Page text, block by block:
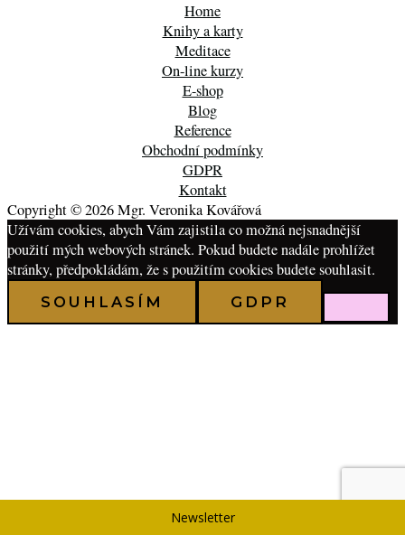
Home
Knihy a karty
Meditace
On-line kurzy
E-shop
Blog
Reference
Obchodní podmínky
GDPR
Kontakt
Copyright © 2026 Mgr. Veronika Kovářová
Newsletter
Užívám cookies, abych Vám zajistila co možná nejsnadnější
použití mých webových stránek. Pokud budete nadále prohlížet
stránky, předpokládám, že s použitím cookies budete souhlasit.
SOUHLASÍM GDPR